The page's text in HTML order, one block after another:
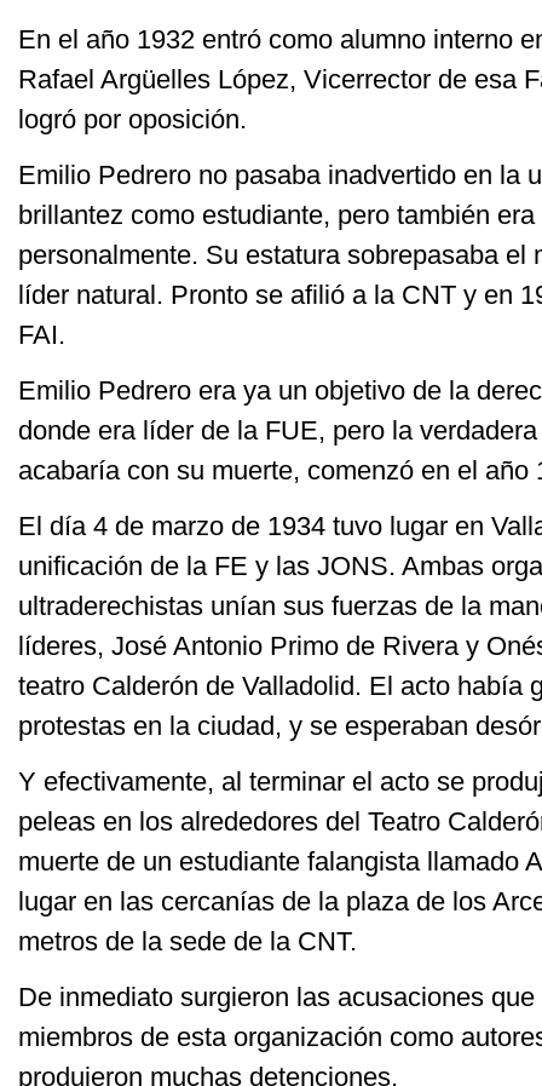
En el año 1932 entró como alumno interno
Rafael Argüelles López, Vicerrector de esa
logró por oposición.
Emilio Pedrero no pasaba inadvertido en la
brillantez como estudiante, pero también
personalmente. Su estatura sobrepasaba el
líder natural. Pronto se afilió a la CNT y en
FAI.
Emilio Pedrero era ya un objetivo de la
donde era líder de la FUE, pero la
acabaría con su muerte, comenzó en el año
El día 4 de marzo de 1934 tuvo lugar en
unificación de la FE y las JONS. Ambas
ultraderechistas unían sus fuerzas de la
líderes, José Antonio Primo de Rivera y
teatro Calderón de Valladolid. El acto había
protestas en la ciudad, y se esperaban
Y efectivamente, al terminar el acto se
peleas en los alrededores del Teatro
muerte de un estudiante falangista llamado
lugar en las cercanías de la plaza de los
metros de la sede de la CNT.
De inmediato surgieron las acusaciones
miembros de esta organización como
produjeron muchas detenciones.